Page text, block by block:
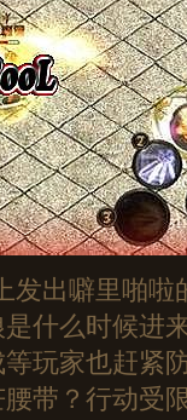
出噼里啪啦
什么时候进
玩家也赶紧
带？行动受